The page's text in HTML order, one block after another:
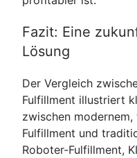
Fazit: Eine
Lösung
Der Vergleich
Fulfillment illustriert
zwischen
Fulfillment und
Roboter-Fulfillment,